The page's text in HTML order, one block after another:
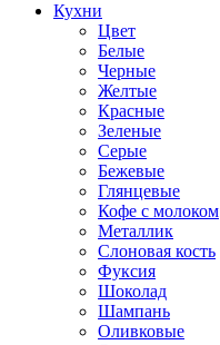
Кухни
Цвет
Белые
Черные
Желтые
Красные
Зеленые
Серые
Бежевые
Глянцевые
Кофе с молоком
Металлик
Слоновая кость
Фуксия
Шоколад
Шампань
Оливковые